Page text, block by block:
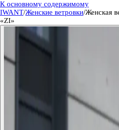
К основному содержимому
IWANT/Женские ветровки/Женская
«ZI»